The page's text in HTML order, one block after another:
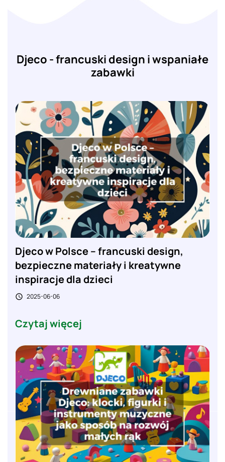
Djeco - francuski design i wspaniałe
zabawki
Djeco w Polsce – francuski design,
bezpieczne materiały i kreatywne
inspiracje dla dzieci
 2025-06-06
Czytaj więcej